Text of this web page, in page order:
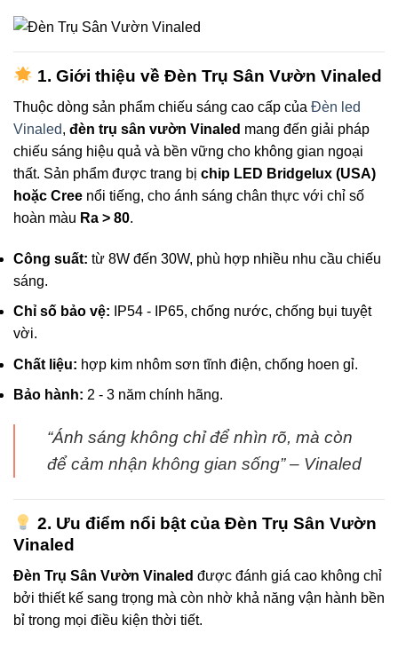
1. Giới thiệu về Đèn Trụ Sân Vườn Vinaled
Thuộc dòng sản phẩm chiếu sáng cao cấp của Đèn led
Vinaled, đèn trụ sân vườn Vinaled mang đến giải pháp
chiếu sáng hiệu quả và bền vững cho không gian ngoại
thất. Sản phẩm được trang bị chip LED Bridgelux (USA)
hoặc Cree nổi tiếng, cho ánh sáng chân thực với chỉ số
hoàn màu Ra > 80.
Công suất: từ 8W đến 30W, phù hợp nhiều nhu cầu chiếu
sáng.
Chỉ số bảo vệ: IP54 - IP65, chống nước, chống bụi tuyệt
vời.
Chất liệu: hợp kim nhôm sơn tĩnh điện, chống hoen gỉ.
Bảo hành: 2 - 3 năm chính hãng.
“Ánh sáng không chỉ để nhìn rõ, mà còn
để cảm nhận không gian sống” – Vinaled
2. Ưu điểm nổi bật của Đèn Trụ Sân Vườn
Vinaled
Đèn Trụ Sân Vườn Vinaled được đánh giá cao không chỉ
bởi thiết kế sang trọng mà còn nhờ khả năng vận hành bền
bỉ trong mọi điều kiện thời tiết.